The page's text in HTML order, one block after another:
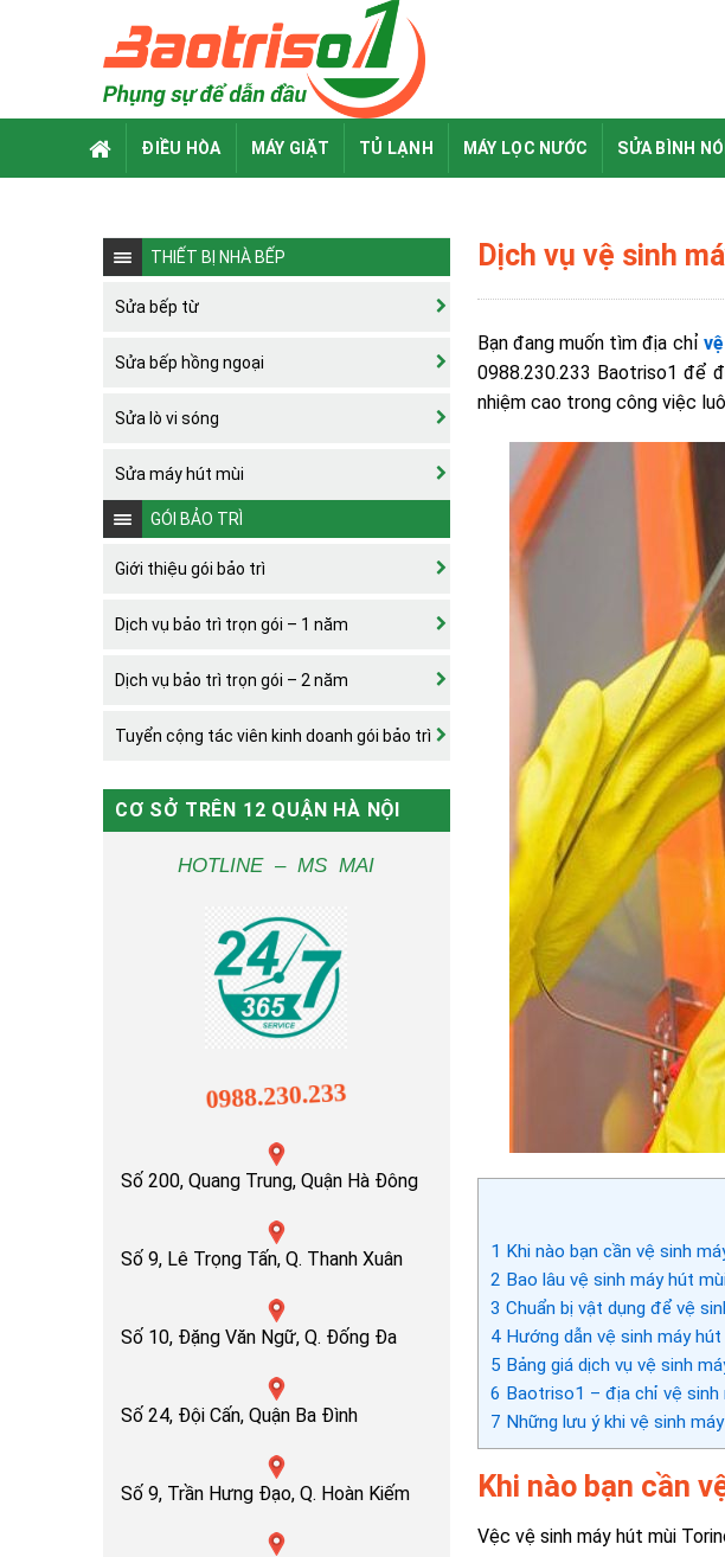
ĐIỀU HÒA MÁY GIẶT TỦ LẠNH MÁY LỌC NƯỚC SỬA BÌNH
THIẾT BỊ NHÀ BẾP
Sửa bếp từ
Sửa bếp hồng ngoại
Sửa lò vi sóng
Sửa máy hút mùi
GÓI BẢO TRÌ
Giới thiệu gói bảo trì
Dịch vụ bảo trì trọn gói – 1 năm
Dịch vụ bảo trì trọn gói – 2 năm
Tuyển cộng tác viên kinh doanh gói bảo trì
CƠ SỞ TRÊN 12 QUẬN HÀ NỘI
HOTLINE – MS MAI
0988.230.233
Số 200, Quang Trung, Quận Hà Đông
Số 9, Lê Trọng Tấn, Q. Thanh Xuân
Số 10, Đặng Văn Ngữ, Q. Đống Đa
Số 24, Đội Cấn, Quận Ba Đình
Số 9, Trần Hưng Đạo, Q. Hoàn Kiếm
Dịch vụ vệ sinh
Bạn đang muốn tìm địa chỉ
0988.230.233 Baotriso1 để
nhiệm cao trong công việc
1 Khi nào bạn cần vệ sinh
2 Bao lâu vệ sinh máy hút
3 Chuẩn bị vật dụng để vệ
4Hướng dẫn vệ sinh máy
5 Bảng giá dịch vụ vệ sinh
6 Baotriso1 – địa chỉ vệ sinh
7 Những lưu ý khi vệ sinh
Khi nào bạn cần
Vệc vệ sinh máy hút mùi